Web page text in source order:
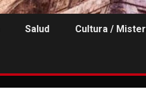
Salud Cultura /